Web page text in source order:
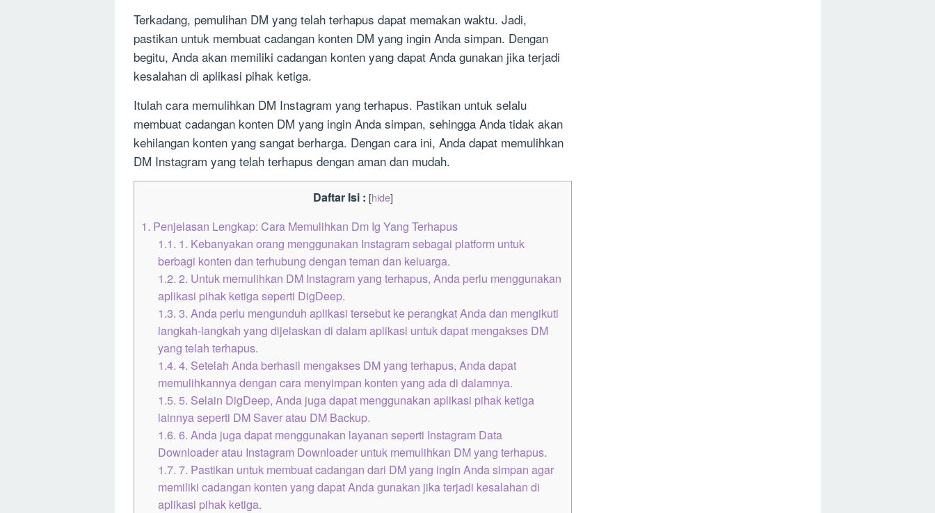
Terkadang, pemulihan DM yang telah terhapus dapat memakan waktu. Jadi,
pastikan untuk membuat cadangan konten DM yang ingin Anda simpan. Dengan
begitu, Anda akan memiliki cadangan konten yang dapat Anda gunakan jika terjadi
kesalahan di aplikasi pihak ketiga.
Itulah cara memulihkan DM Instagram yang terhapus. Pastikan untuk selalu
membuat cadangan konten DM yang ingin Anda simpan, sehingga Anda tidak akan
kehilangan konten yang sangat berharga. Dengan cara ini, Anda dapat memulihkan
DM Instagram yang telah terhapus dengan aman dan mudah.
Daftar Isi : [hide]
1. Penjelasan Lengkap: Cara Memulihkan Dm Ig Yang Terhapus
1.1. 1. Kebanyakan orang menggunakan Instagram sebagai platform untuk
berbagi konten dan terhubung dengan teman dan keluarga.
1.2. 2. Untuk memulihkan DM Instagram yang terhapus, Anda perlu menggunakan
aplikasi pihak ketiga seperti DigDeep.
1.3. 3. Anda perlu mengunduh aplikasi tersebut ke perangkat Anda dan mengikuti
langkah-langkah yang dijelaskan di dalam aplikasi untuk dapat mengakses DM
yang telah terhapus.
1.4. 4. Setelah Anda berhasil mengakses DM yang terhapus, Anda dapat
memulihkannya dengan cara menyimpan konten yang ada di dalamnya.
1.5. 5. Selain DigDeep, Anda juga dapat menggunakan aplikasi pihak ketiga
lainnya seperti DM Saver atau DM Backup.
1.6. 6. Anda juga dapat menggunakan layanan seperti Instagram Data
Downloader atau Instagram Downloader untuk memulihkan DM yang terhapus.
1.7. 7. Pastikan untuk membuat cadangan dari DM yang ingin Anda simpan agar
memiliki cadangan konten yang dapat Anda gunakan jika terjadi kesalahan di
aplikasi pihak ketiga.